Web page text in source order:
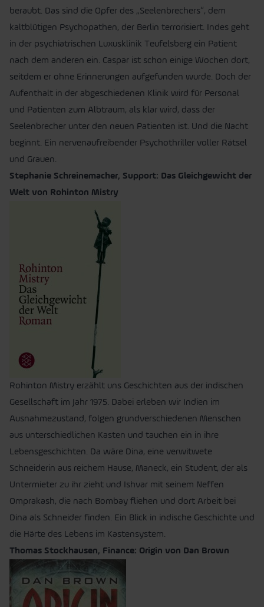
beraubt. Das sind die Opfer des „Seelenbrechers“, dem
kaltblütigen Psychopathen, der Berlin terrorisiert. Indes geht
in der psychiatrischen Luxusklinik Teufelsberg ein Patient
nach dem anderen ein. Caspar ist schon einige Wochen dort,
seitdem er ohne Erinnerungen aufgefunden wurde. Doch der
Aufenthalt in der abgeschiedenen Klinik wird für Personal
und Patienten zum Albtraum, als klar wird, dass der
Seelenbrecher unter den neuen Patienten ist. Und die Nacht
beginnt. Ein nervenaufreibender Psychothriller voller Rätsel
und Grauen.
Stephanie Schreinemacher, Support: Das Gleichgewicht der
Welt von Rohinton Mistry
Rohinton Mistry erzählt uns Geschichten aus der indischen
Gesellschaft im Jahr 1975. Dabei erleben wir Indien im
Ausnahmezustand, folgen grundverschiedenen Menschen
aus unterschiedlichen Kasten und tauchen ein in ihre
Lebensgeschichten. Da wäre Dina, eine verwitwete
Schneiderin aus reichem Hause, Maneck, ein Student, der als
Untermieter zu ihr zieht und Ishvar mit seinem Neffen
Omprakash, die nach Bombay fliehen und dort Arbeit bei
Dina als Schneider finden. Ein Blick in indische Geschichte und
die Härte des Lebens im Kastensystem.
Thomas Stockhausen, Finance: Origin von Dan Brown